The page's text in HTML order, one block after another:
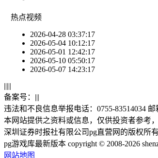
热点视频
2026-04-28 03:37:17
2026-05-04 10:12:17
2026-05-01 12:42:17
2026-05-10 05:50:17
2026-05-07 14:23:17
|||||
备案号： |||
违法和不良信息举报电话：0755-83514034 邮
本网站提供之资料或信息，仅供投资者参考
深圳证券时报社有限公司pg直营网的版权所
pg游戏库最新版本 copyright © 2008-2026
网站地图